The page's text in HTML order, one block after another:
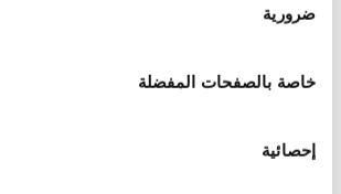
الموافقة
ضرورية
خاصة بالصفحات المفضلة
إحصائية
صنع في
منتج
Sihleggstrasse 23 , 8832 Wollerau-
Switzerland